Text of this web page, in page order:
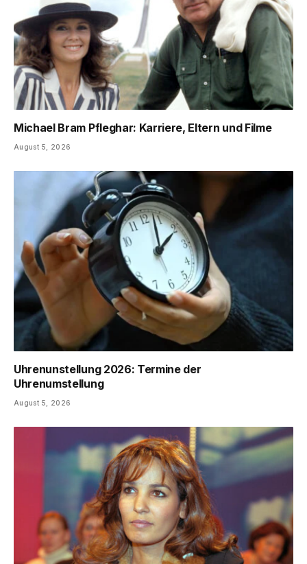
Michael Bram Pfleghar: Karriere, Eltern und Filme
August 5, 2026
Uhrenunstellung 2026: Termine der
Uhrenumstellung
August 5, 2026